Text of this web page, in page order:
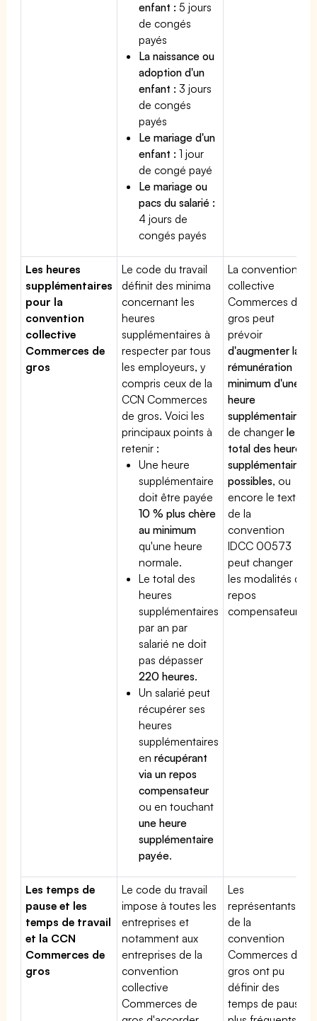
enfant : 5 jours
de congés
payés
La naissance ou
adoption d'un
enfant : 3 jours
de congés
payés
Le mariage d'un
enfant : 1 jour
de congé payé
Le mariage ou
pacs du salarié :
4 jours de
congés payés
Les heures
supplémentaires
pour la
convention
collective
Commerces de
gros
Le code du travail
définit des minima
concernant les
heures
supplémentaires à
respecter par tous
les employeurs, y
compris ceux de la
CCN Commerces
de gros. Voici les
principaux points à
retenir :
Une heure
supplémentaire
doit être payée
10 % plus chère
au minimum
qu'une heure
normale.
Le total des
heures
supplémentaires
par an par
salarié ne doit
pas dépasser
220 heures.
Un salarié peut
récupérer ses
heures
supplémentaires
enrécupérant
via un repos
compensateur
ou en touchant
une heure
supplémentaire
payée.
La convention
collective
Commerces de
gros peut
prévoir
d'augmenter la
rémunération
minimum d'une
heure
supplémentaire
de changerle
total des heures
supplémentaires
possibles, ou
encore le texte
de la
convention
IDCC 00573
peut changer
les modalités du
repos
compensateur.
Les temps de
pause et les
temps de travail
et la CCN
Commerces de
gros
Le code du travail
impose à toutes les
entreprises et
notamment aux
entreprises de la
convention
collective
Commerces de
Les
représentants
de la
convention
Commerces de
gros ont pu
définir des
temps de pause